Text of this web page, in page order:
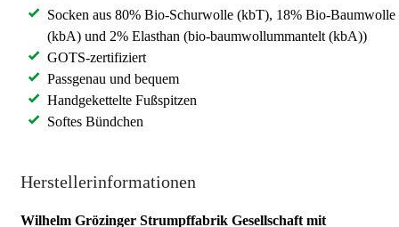
Socken aus 80% Bio-Schurwolle (kbT), 18% Bio-Baumwolle
(kbA) und 2% Elasthan (bio-baumwollummantelt (kbA))
GOTS-zertifiziert
Passgenau und bequem
Handgekettelte Fußspitzen
Softes Bündchen
Herstellerinformationen
Wilhelm Grözinger Strumpffabrik Gesellschaft mit